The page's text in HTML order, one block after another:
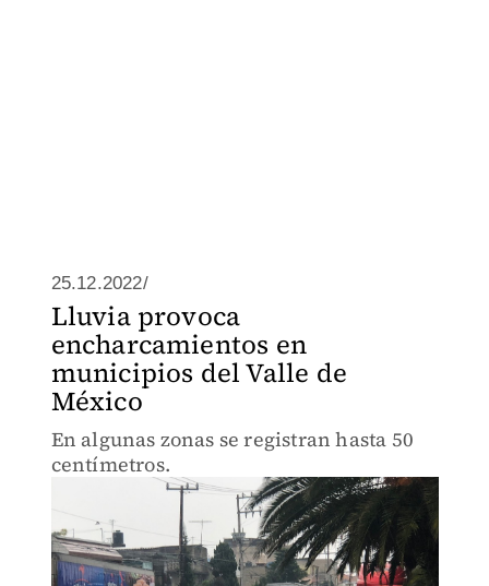
25.12.2022/
Lluvia provoca
encharcamientos en
municipios del Valle de
México
En algunas zonas se registran hasta 50
centímetros.